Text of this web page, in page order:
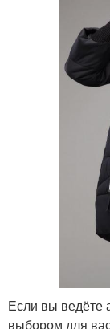
Если вы ведёте
выбором для